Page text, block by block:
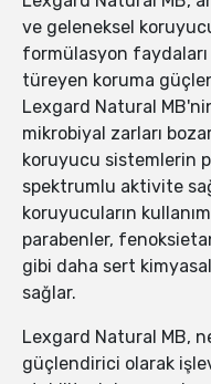
ve geleneksel
formülasyon
türeyen koruma
Lexgard Natural
mikrobiyal zarları
koruyucu sistemlerin
spektrumlu aktivite
koruyucuların
parabenler,
gibi daha sert
sağlar.
Lexgard Natural MB,
güçlendirici olarak